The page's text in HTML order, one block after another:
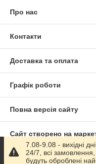
Про нас
Контакти
Доставка та оплата
Графік роботи
Повна версія сайту
Сайт створено на
Політика
7.08-9.08 - вихідні
24/7, всі
будуть оброблені